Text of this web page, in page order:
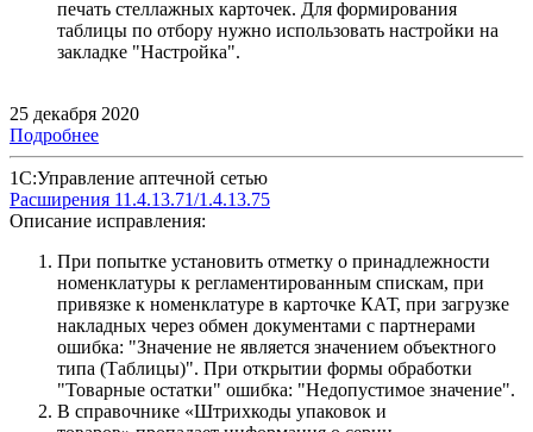
печать стеллажных карточек. Для формирования
таблицы по отбору нужно использовать настройки на
закладке "Настройка".
25 декабря 2020
Подробнее
1С:Управление аптечной сетью
Расширения 11.4.13.71/1.4.13.75
Описание исправления:
При попытке установить отметку о принадлежности
номенклатуры к регламентированным спискам, при
привязке к номенклатуре в карточке КАТ, при загрузке
накладных через обмен документами с партнерами
ошибка: "Значение не является значением объектного
типа (Таблицы)". При открытии формы обработки
"Товарные остатки" ошибка: "Недопустимое значение".
В справочнике «Штрихкоды упаковок и